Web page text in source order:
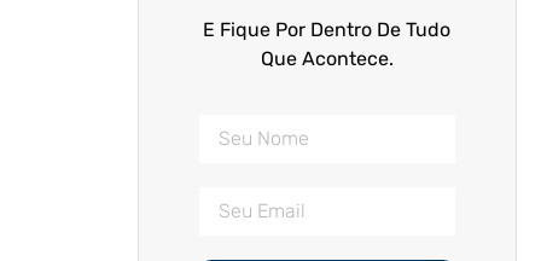
E Fique Por Dentro De Tudo
Que Acontece.